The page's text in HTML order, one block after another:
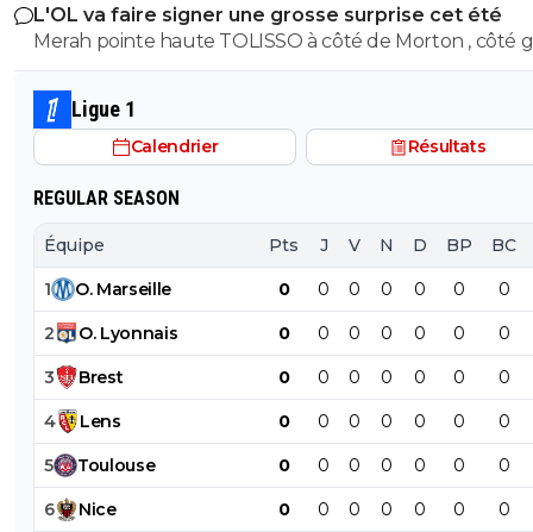
L'OL va faire signer une grosse surprise cet été
Merah pointe haute TOLISSO à côté de Morton , côté
mais pouvant aussi se projeter devant et accompagner
Merah et/ou Fofana
Ligue 1
Calendrier Résultats
REGULAR SEASON
Équipe Pts J V N D BP BC
1 O. Marseille 0 0 0 0 0 0 0
2 O. Lyonnais 0 0 0 0 0 0 0
3 Brest 0 0 0 0 0 0 0
4 Lens 0 0 0 0 0 0 0
5 Toulouse 0 0 0 0 0 0 0
6 Nice 0 0 0 0 0 0 0